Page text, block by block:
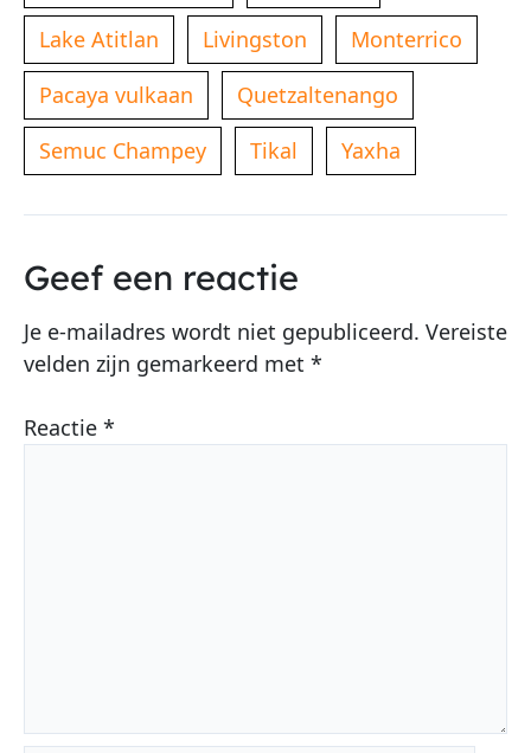
Lake Atitlan
Livingston
Monterrico
Pacaya vulkaan
Quetzaltenango
Semuc Champey
Tikal Yaxha
Geef een reactie
Je e-mailadres wordt niet gepubliceerd. Vereiste
velden zijn gemarkeerd met *
Reactie *